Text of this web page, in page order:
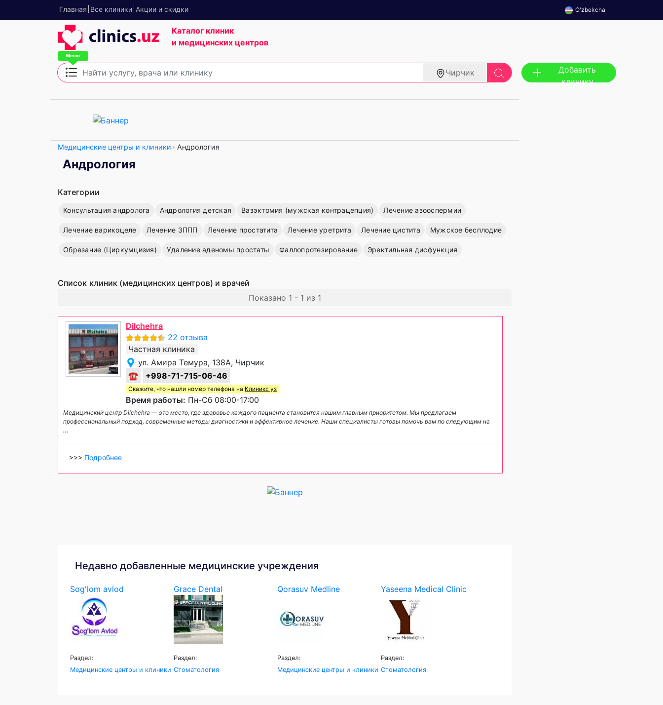
Главная Все клиники Акции и скидки O'zbekcha
Каталог клиник
и медицинских центров
Чирчик
Добавить
клинику
Медицинские центры и клиники Андрология
Андрология
Категории
Консультация андролога Андрология детская Вазэктомия (мужская контрацепция) Лечение азооспермии
Лечение варикоцеле Лечение ЗППП Лечение простатита Лечение уретрита Лечение цистита Мужское бесплодие
Обрезание (Циркумцизия) Удаление аденомы простаты Фаллопротезирование Эректильная дисфункция
Список клиник (медицинских центров) и врачей
Показано 1 - 1 из 1
Dilchehra
22 отзыва
Частная клиника
ул. Амира Темура, 138A, Чирчик
☎
+998-71-715-06-46
Скажите, что нашли номер телефона на Клиникс уз
Время работы: Пн-Сб 08:00-17:00
Медицинский центр Dilchehra — это место, где здоровье каждого пациента становится нашим главным приоритетом. Мы предлагаем
профессиональный подход, современные методы диагностики и эффективное лечение. Наши специалисты готовы помочь вам по следующим на
...
>>> Подробнее
Недавно добавленные медицинские учреждения
Sog'lom avlod
Раздел:
Медицинские центры и клиники
Grace Dental
Раздел:
Стоматология
Qorasuv Medline
Раздел:
Медицинские центры и клиники
Yaseena Medical Clinic
Раздел:
Стоматология